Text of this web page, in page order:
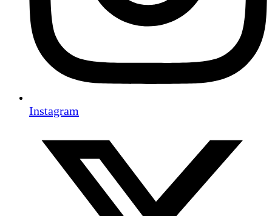
Instagram